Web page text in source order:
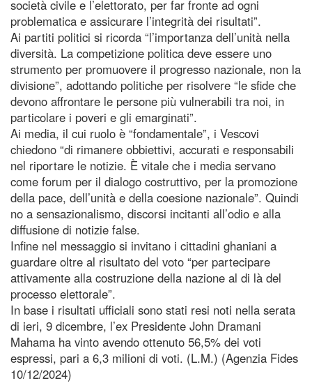
società civile e l’elettorato, per far fronte ad ogni
problematica e assicurare l’integrità dei risultati”.
Ai partiti politici si ricorda “l’importanza dell’unità nella
diversità. La competizione politica deve essere uno
strumento per promuovere il progresso nazionale, non la
divisione”, adottando politiche per risolvere “le sfide che
devono affrontare le persone più vulnerabili tra noi, in
particolare i poveri e gli emarginati”.
Ai media, il cui ruolo è “fondamentale”, i Vescovi
chiedono “di rimanere obbiettivi, accurati e responsabili
nel riportare le notizie. È vitale che i media servano
come forum per il dialogo costruttivo, per la promozione
della pace, dell’unità e della coesione nazionale”. Quindi
no a sensazionalismo, discorsi incitanti all’odio e alla
diffusione di notizie false.
Infine nel messaggio si invitano i cittadini ghaniani a
guardare oltre al risultato del voto “per partecipare
attivamente alla costruzione della nazione al di là del
processo elettorale”.
In base i risultati ufficiali sono stati resi noti nella serata
di ieri, 9 dicembre, l’ex Presidente John Dramani
Mahama ha vinto avendo ottenuto 56,5% dei voti
espressi, pari a 6,3 milioni di voti. (L.M.) (Agenzia Fides
10/12/2024)